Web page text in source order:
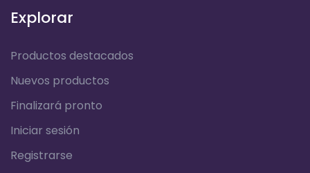
Explorar
Productos destacados
Nuevos productos
Finalizará pronto
Iniciar sesión
Registrarse